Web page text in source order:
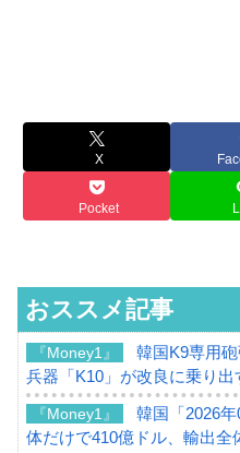
X
Pocket
おススメ記事
『Money1』
韓国K9専用
兵器「K10」が改良に乗り出
『Money1』
韓国「2026
体だけで410億ドル、輸出全